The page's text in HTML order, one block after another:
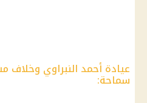
عيادة أحمد النبراوي وخلاف
سماحة: